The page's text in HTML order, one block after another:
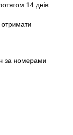
14 днів
за номерами